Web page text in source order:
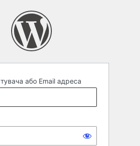
або Email адреса